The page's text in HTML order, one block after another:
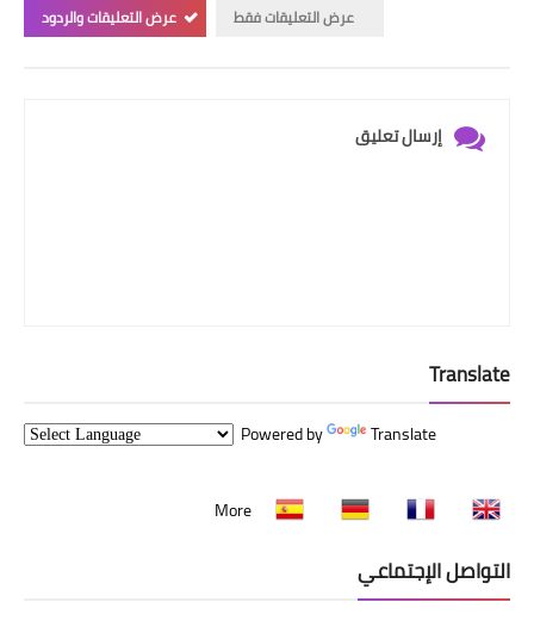
عرض التعليقات فقط عرض التعليقات والردود
إرسال تعليق
Translate
Powered by Translate
More
التواصل الإجتماعي